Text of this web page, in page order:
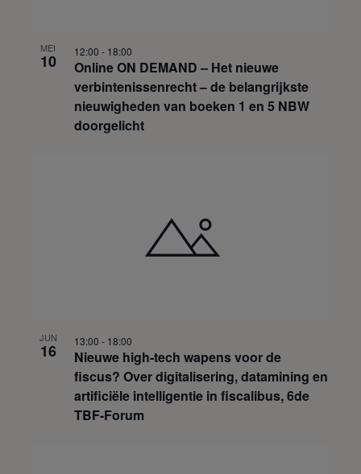
MEI
10
Online ON DEMAND – Het nieuwe
verbintenissenrecht – de belangrijkste
nieuwigheden van boeken 1 en 5 NBW
doorgelicht
12:00 - 18:00
JUN
16
Nieuwe high-tech wapens voor de
fiscus? Over digitalisering, datamining en
artificiële intelligentie in fiscalibus, 6de
TBF-Forum
13:00 - 18:00